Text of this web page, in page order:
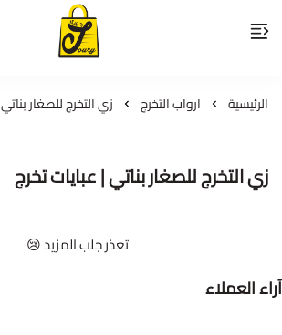
لمسات جوري
الرئيسية ارواب التخرج زي التخرج للصغار بناتي
زي التخرج للصغار بناتي | عبايات تخرج
تعذر جلب المزيد 😢
آراء العملاء